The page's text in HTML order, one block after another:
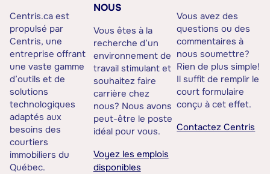
Centris.ca est
propulsé par
Centris, une
entreprise offrant
une vaste gamme
d’outils et de
solutions
technologiques
adaptés aux
besoins des
courtiers
immobiliers du
Québec.
NOUS
Vous êtes à la
recherche d’un
environnement de
travail stimulant et
souhaitez faire
carrière chez
nous? Nous avons
peut-être le poste
idéal pour vous.
Voyez les emplois
disponibles
Vous avez des
questions ou des
commentaires à
nous soumettre?
Rien de plus simple!
Il suffit de remplir le
court formulaire
conçu à cet effet.
Contactez Centris